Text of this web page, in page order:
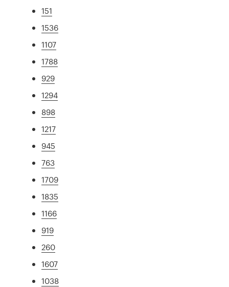
151
1536
1107
1788
929
1294
898
1217
945
763
1709
1835
1166
919
260
1607
1038